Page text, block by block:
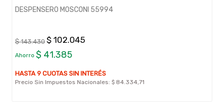
DESPENSERO MOSCONI 55994
$ 143.430 $ 102.045
Ahorro $ 41.385
HASTA 9 CUOTAS SIN INTERÉS
Precio Sin Impuestos Nacionales: $ 84.334,71